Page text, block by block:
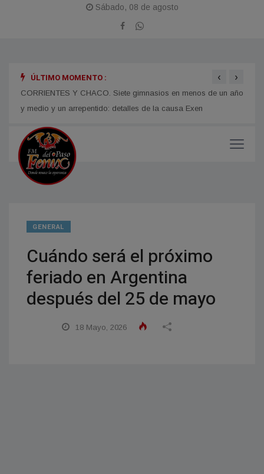
Sábado, 08 de agosto
ÚLTIMO MOMENTO :
CORRIENTES Y CHACO. Siete gimnasios en menos de un año
y medio y un arrepentido: detalles de la causa Exen
‹ ›
GENERAL
Cuándo será el próximo
feriado en Argentina
después del 25 de mayo
18 Mayo, 2026